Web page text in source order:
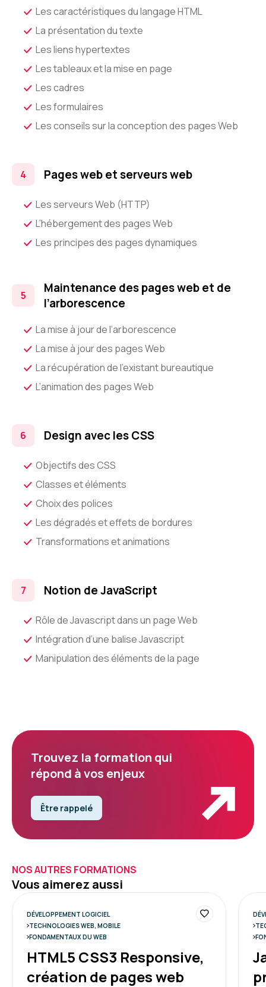
Les caractéristiques du langage HTML
La présentation du texte
Les liens hypertextes
Les tableaux et la mise en page
Les cadres
Les formulaires
Les conseils sur la conception des pages Web
Pages web et serveurs web
Les serveurs Web (HTTP)
L’hébergement des pages Web
Les principes des pages dynamiques
Maintenance des pages web et de
l’arborescence
La mise à jour de l’arborescence
La mise à jour des pages Web
La récupération de l’existant bureautique
L’animation des pages Web
Design avec les CSS
Objectifs des CSS
Classes et éléments
Choix des polices
Les dégradés et effets de bordures
Transformations et animations
Notion de JavaScript
Rôle de Javascript dans un page Web
Intégration d’une balise Javascript
Manipulation des éléments de la page
Trouvez la formation qui
répond à vos enjeux
Être rappelé
NOS AUTRES FORMATIONS
Vous aimerez aussi
DÉVELOPPEMENT LOGICIEL
TECHNOLOGIES WEB, MOBILE
FONDAMENTAUX DU WEB
HTML5 CSS3 Responsive,
création de pages web